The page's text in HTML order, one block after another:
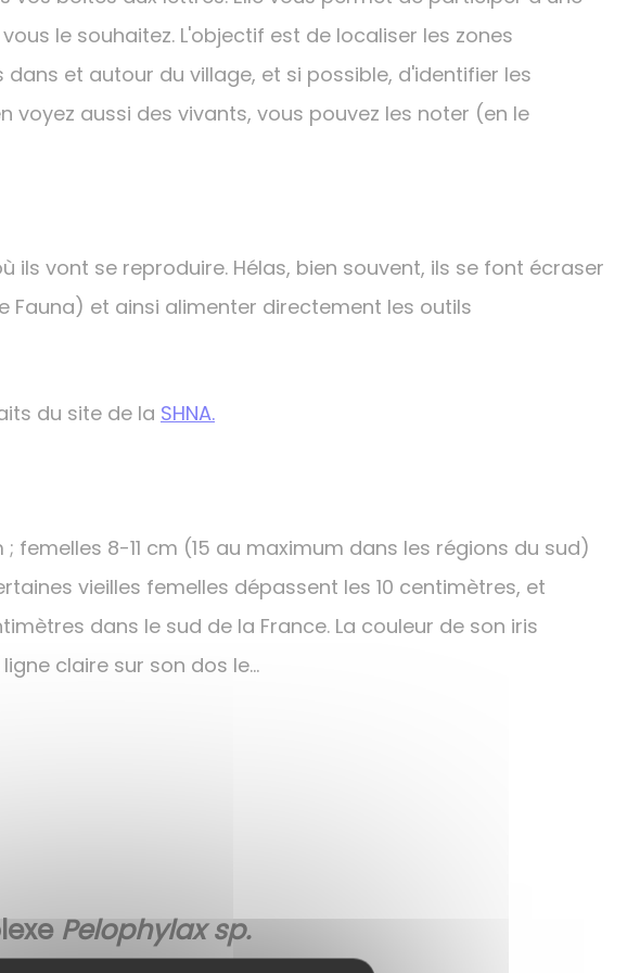
le souhaitez. L'objectif est de localiser les zones
et autour du village, et si possible, d'identifier les
voyez aussi des vivants, vous pouvez les noter (en le
ils vont se reproduire. Hélas, bien souvent, ils se font écraser
Fauna) et ainsi alimenter directement les outils
du site de la SHNA.
femelles 8-11 cm (15 au maximum dans les régions du sud)
vieilles femelles dépassent les 10 centimètres, et
dans le sud de la France. La couleur de son iris
claire sur son dos le…
Pelophylax sp.